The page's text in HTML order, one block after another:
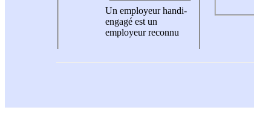
Un employeur handi-
engagé est un
employeur reconnu